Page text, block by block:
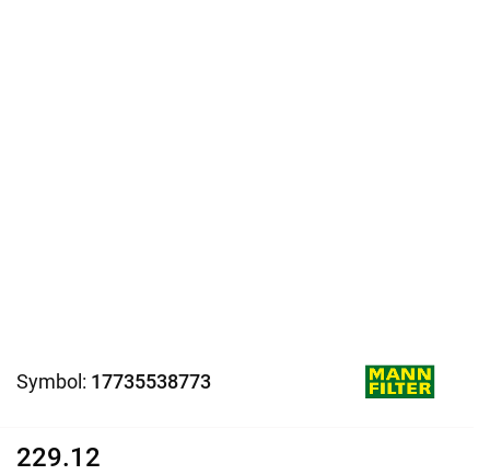
Symbol: 17735538773
229.12